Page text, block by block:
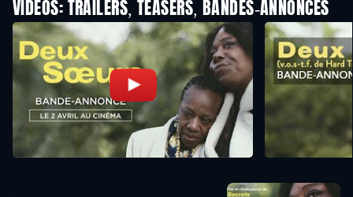
VIDEOS: TRAILERS, TEASERS, BANDES-ANNONCES